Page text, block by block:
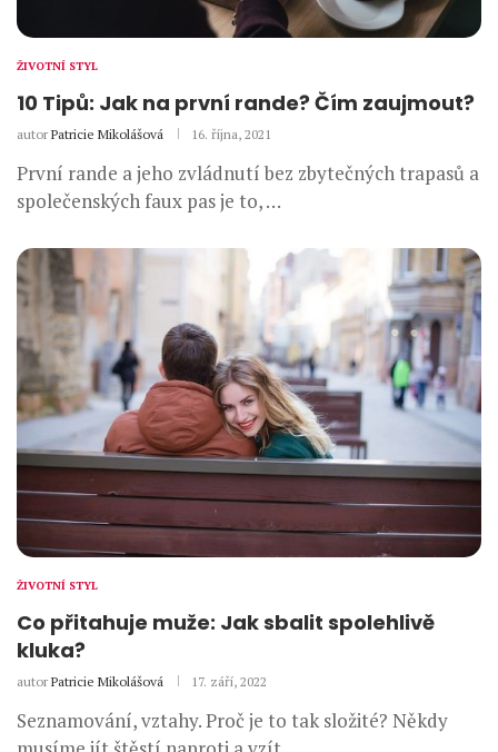
ŽIVOTNÍ STYL
10 Tipů: Jak na první rande? Čím zaujmout?
autor Patricie Mikolášová 16. října, 2021
První rande a jeho zvládnutí bez zbytečných trapasů a
společenských faux pas je to, …
ŽIVOTNÍ STYL
Co přitahuje muže: Jak sbalit spolehlivě
kluka?
autor Patricie Mikolášová 17. září, 2022
Seznamování, vztahy. Proč je to tak složité? Někdy